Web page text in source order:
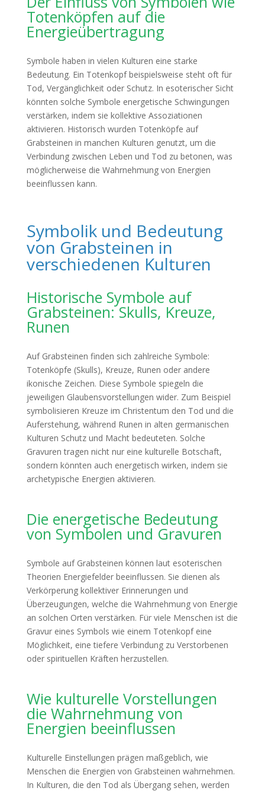
Totenköpfen auf die
Energieübertragung
Symbole haben in vielen Kulturen eine starke
Bedeutung. Ein Totenkopf beispielsweise steht oft für
Tod, Vergänglichkeit oder Schutz. In esoterischer Sicht
könnten solche Symbole energetische Schwingungen
verstärken, indem sie kollektive Assoziationen
aktivieren. Historisch wurden Totenköpfe auf
Grabsteinen in manchen Kulturen genutzt, um die
Verbindung zwischen Leben und Tod zu betonen, was
möglicherweise die Wahrnehmung von Energien
beeinflussen kann.
Symbolik und Bedeutung
von Grabsteinen in
verschiedenen Kulturen
Historische Symbole auf
Grabsteinen: Skulls, Kreuze,
Runen
Auf Grabsteinen finden sich zahlreiche Symbole:
Totenköpfe (Skulls), Kreuze, Runen oder andere
ikonische Zeichen. Diese Symbole spiegeln die
jeweiligen Glaubensvorstellungen wider. Zum Beispiel
symbolisieren Kreuze im Christentum den Tod und die
Auferstehung, während Runen in alten germanischen
Kulturen Schutz und Macht bedeuteten. Solche
Gravuren tragen nicht nur eine kulturelle Botschaft,
sondern könnten auch energetisch wirken, indem sie
archetypische Energien aktivieren.
Die energetische Bedeutung
von Symbolen und Gravuren
Symbole auf Grabsteinen können laut esoterischen
Theorien Energiefelder beeinflussen. Sie dienen als
Verkörperung kollektiver Erinnerungen und
Überzeugungen, welche die Wahrnehmung von Energie
an solchen Orten verstärken. Für viele Menschen ist die
Gravur eines Symbols wie einem Totenkopf eine
Möglichkeit, eine tiefere Verbindung zu Verstorbenen
oder spirituellen Kräften herzustellen.
Wie kulturelle Vorstellungen
die Wahrnehmung von
Energien beeinflussen
Kulturelle Einstellungen prägen maßgeblich, wie
Menschen die Energien von Grabsteinen wahrnehmen.
In Kulturen, die den Tod als Übergang sehen, werden